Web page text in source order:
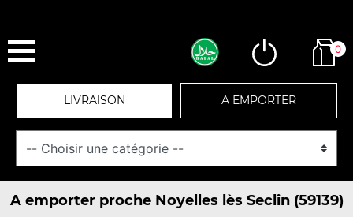
0
LIVRAISON A EMPORTER
A emporter proche Noyelles lès Seclin (59139)